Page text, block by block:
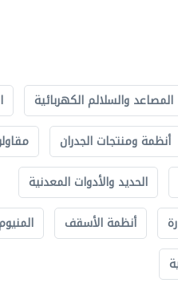
المصاعد والسلالم الكهربائية
أنظمة ومنتجات الجدران
الحديد والأدوات المعدنية
أنظمة الأسقف